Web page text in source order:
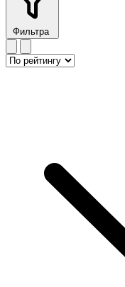
Фильтра